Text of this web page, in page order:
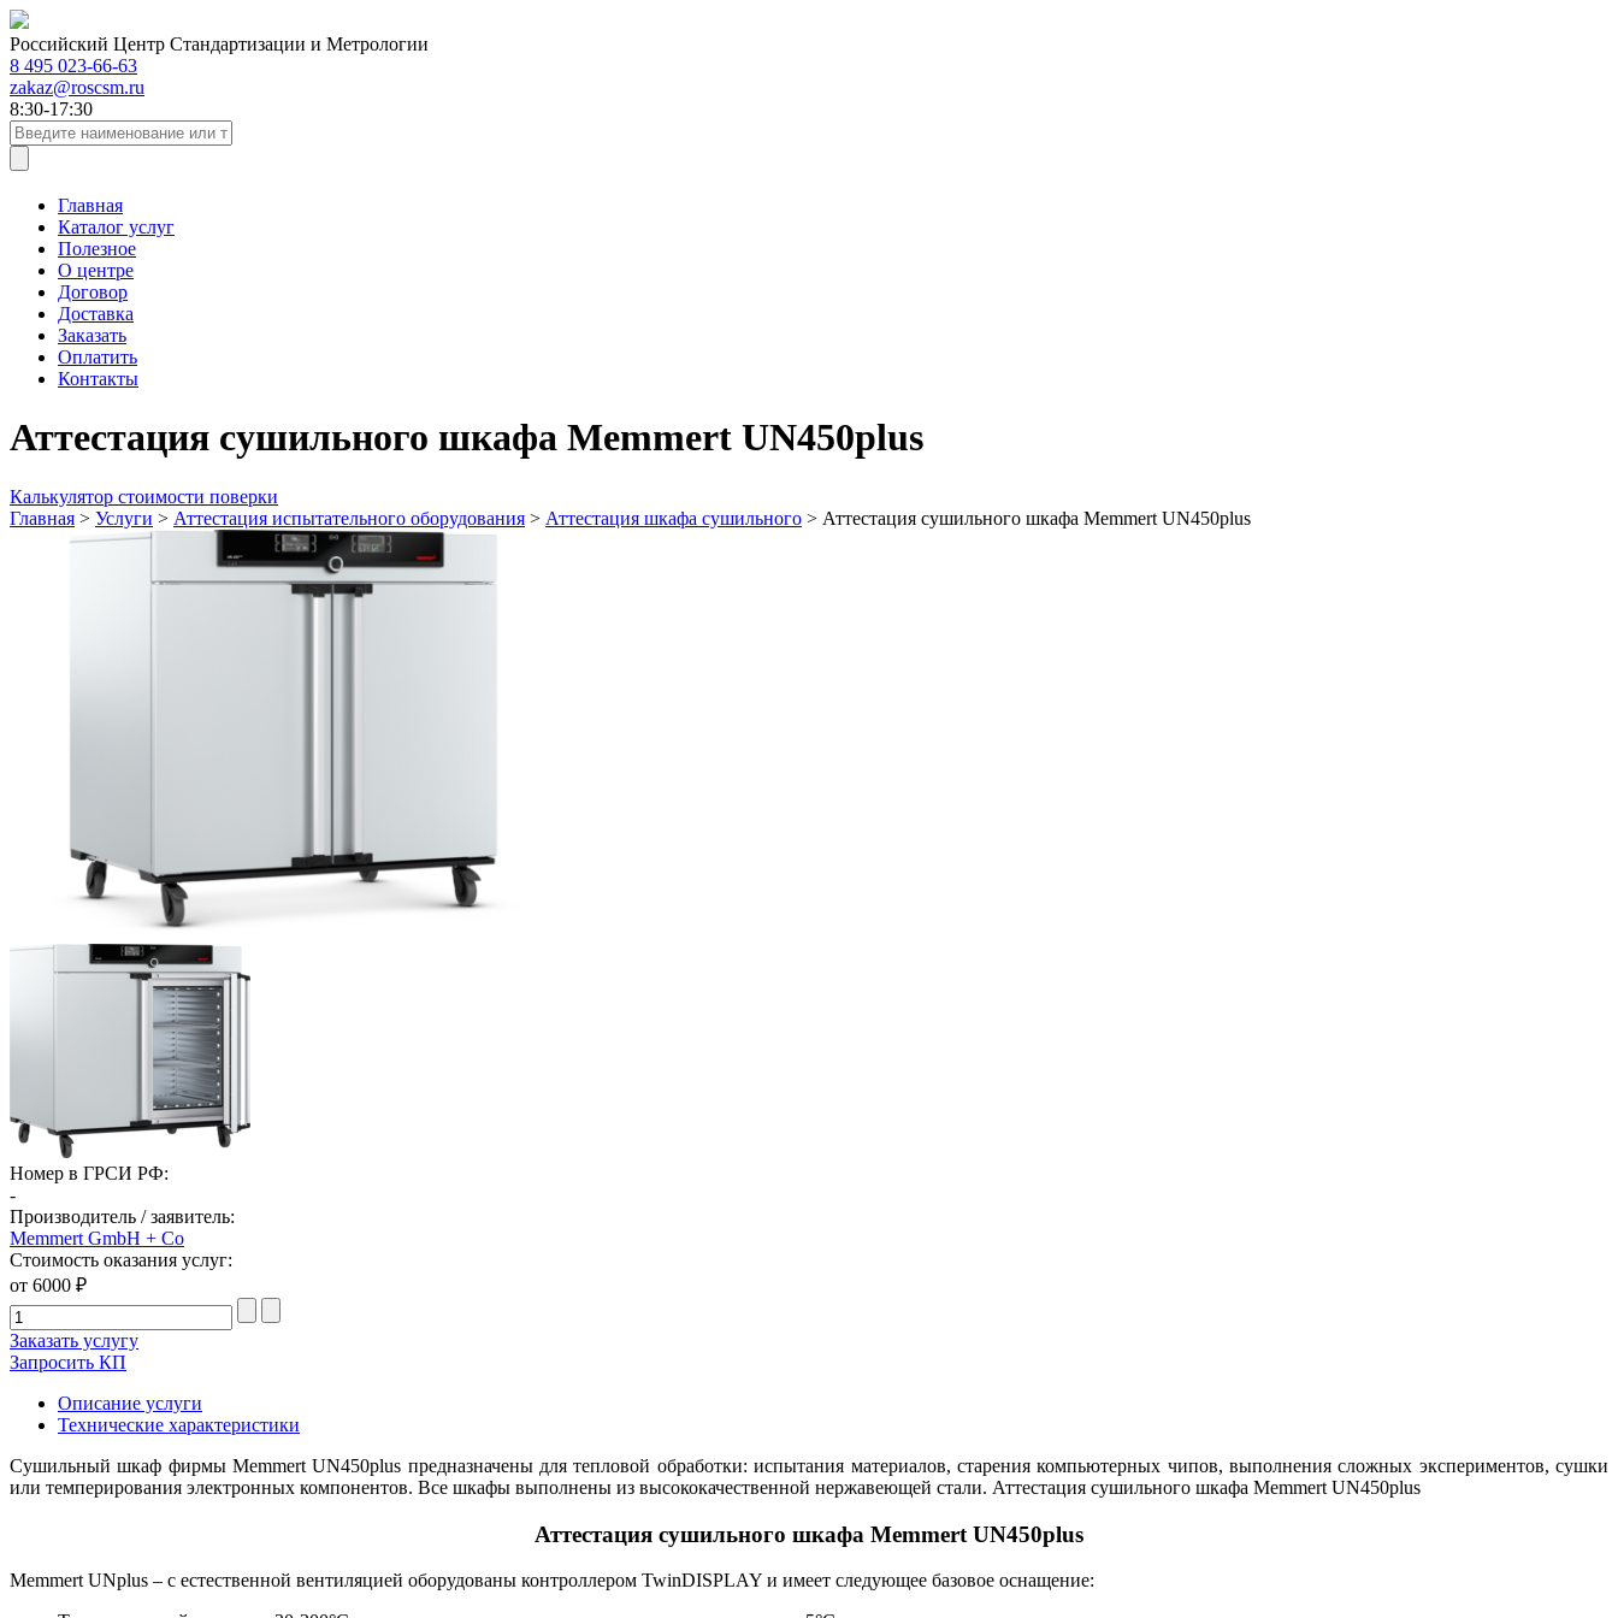
Российский Центр Стандартизации и Метрологии
8 495 023-66-63
zakaz@roscsm.ru
8:30-17:30
Главная
Каталог услуг
Полезное
О центре
Договор
Доставка
Заказать
Оплатить
Контакты
Аттестация сушильного шкафа Memmert UN450plus
Калькулятор стоимости поверки
Главная > Услуги > Аттестация испытательного оборудования > Аттестация шкафа сушильного > Аттестация сушильного шкафа Memmert UN450plus
Номер в ГРСИ РФ:
-
Производитель / заявитель:
Memmert GmbH + Co
Стоимость оказания услуг:
от 6000 ₽
Заказать услугу
Запросить КП
Описание услуги
Технические характеристики
Сушильный шкаф фирмы Memmert UN450plus предназначены для тепловой обработки: испытания материалов, старения компьютерных чипов, выполнения сложных экспериментов, сушки
или темперирования электронных компонентов. Все шкафы выполнены из высококачественной нержавеющей стали. Аттестация сушильного шкафа Memmert UN450plus
Аттестация сушильного шкафа Memmert UN450plus
Memmert UNplus – с естественной вентиляцией оборудованы контроллером TwinDISPLAY и имеет следующее базовое оснащение: